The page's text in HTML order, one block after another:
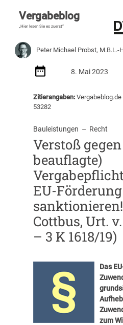
Vergabeblog
„Hier lesen Sie es zuerst“
Peter Michael Probst, M.B.L.-
8. Mai 2023
Zitierangaben:Vergabeblog.de
53282
Bauleistungen
  –
Recht
Verstoß
beauflagte)
EU-
sanktionieren!
Cottbus, Urt.
– 3 K 1618/19)
Das
zum